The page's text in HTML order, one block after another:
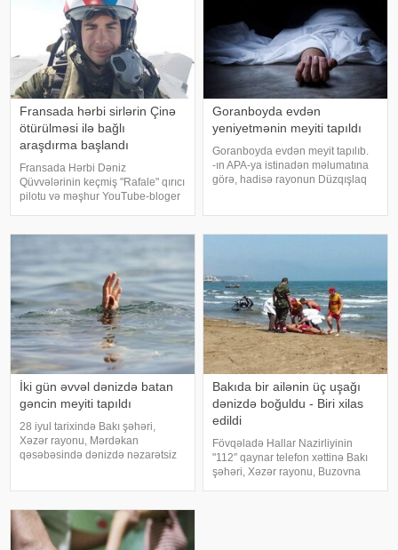
Fransada hərbi sirlərin Çinə
ötürülməsi ilə bağlı
araşdırma başlandı
Fransada Hərbi Dəniz
Qüvvələrinin keçmiş "Rafale" qırıcı
pilotu və məşhur YouTube-bloger
Goranboyda evdən
yeniyetmənin meyiti tapıldı
Goranboyda evdən meyit tapılıb.
-ın APA-ya istinadən məlumatına
görə, hadisə rayonun Düzqışlaq
aşkarlanıb. Hazırda hadis
İki gün əvvəl dənizdə batan
gəncin meyiti tapıldı
28 iyul tarixində Bakı şəhəri,
Xəzər rayonu, Mərdəkan
qəsəbəsində dənizdə nəzarətsiz
Nazirliyinin Xüsusi Riskli
Xilasetmə Xidmətinin dalğıclar
Bakıda bir ailənin üç uşağı
dənizdə boğuldu - Biri xilas
edildi
Fövqəladə Hallar Nazirliyinin
"112″ qaynar telefon xəttinə Bakı
şəhəri, Xəzər rayonu, Buzovna